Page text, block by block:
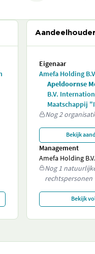
Eigenaar
Amefa Holding
Apeldoornse
B.V.
Maatschappij
Nog 2
Bekijk
Management
Amefa Holding
Nog 1
rechtspersonen
Bekijk